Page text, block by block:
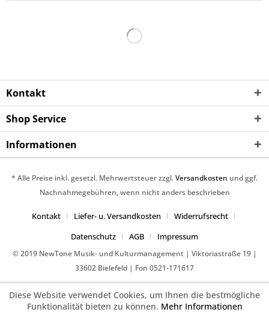
Kontakt
Shop Service
Informationen
* Alle Preise inkl. gesetzl. Mehrwertsteuer zzgl.Versandkosten und ggf.
Nachnahmegebühren, wenn nicht anders beschrieben
Kontakt Liefer- u. Versandkosten
Widerrufsrecht
Datenschutz
AGB Impressum
© 2019 NewTone Musik- und Kulturmanagement | Viktoriastraße 19 |
33602 Bielefeld | Fon 0521-171617
Diese Website verwendet Cookies, um Ihnen die bestmögliche
Funktionalität bieten zu können. Mehr Informationen